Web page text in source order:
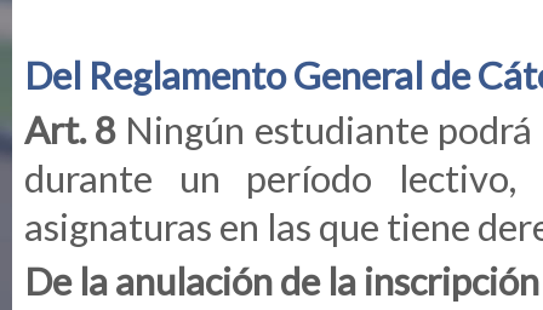
Del Reglamento General de
Art. 8 Ningún estudiante podrá
durante un período lectivo,
asignaturas en las que tiene
De la anulación de la inscripción